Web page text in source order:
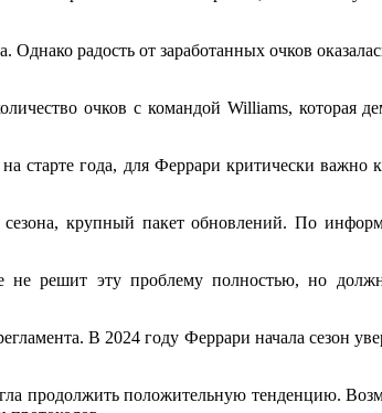
радость от заработанных очков
очков с командой Williams, которая
старте года, для Феррари критически важно
крупный пакет обновлений. По
не решит эту проблему полностью, но
В 2024 году Феррари начала сезон
продолжить положительную тенденцию.